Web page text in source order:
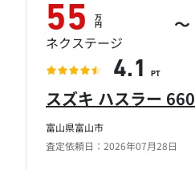
富山県富山市
査定依頼日：2026年07月28日
スズキ ハスラー
55 万
円 ～
ネクステージ
4.1 PT